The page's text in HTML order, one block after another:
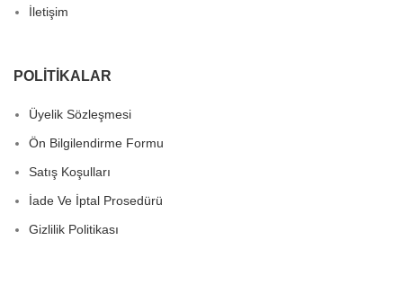
İletişim
POLITIKALAR
Üyelik Sözleşmesi
Ön Bilgilendirme Formu
Satış Koşulları
İade Ve İptal Prosedürü
Gizlilik Politikası